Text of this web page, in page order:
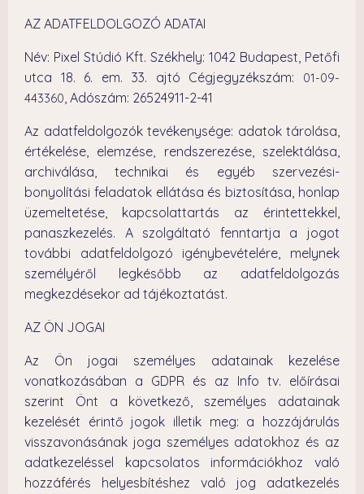
AZ ADATFELDOLGOZÓ ADATAI
Név: Pixel Stúdió Kft. Székhely: 1042 Budapest, Petőfi
utca 18. 6. em. 33. ajtó Cégjegyzékszám: 01-09-
443360, Adószám: 26524911-2-41
Az adatfeldolgozók tevékenysége: adatok tárolása,
értékelése, elemzése, rendszerezése, szelektálása,
archiválása, technikai és egyéb szervezési-
bonyolítási feladatok ellátása és biztosítása, honlap
üzemeltetése, kapcsolattartás az érintettekkel,
panaszkezelés. A szolgáltató fenntartja a jogot
további adatfeldolgozó igénybevételére, melynek
személyéről legkésőbb az adatfeldolgozás
megkezdésekor ad tájékoztatást.
AZ ÖN JOGAI
Az Ön jogai személyes adatainak kezelése
vonatkozásában a GDPR és az Info tv. előírásai
szerint Önt a következő, személyes adatainak
kezelését érintő jogok illetik meg: a hozzájárulás
visszavonásának joga személyes adatokhoz és az
adatkezeléssel kapcsolatos információkhoz való
hozzáférés helyesbítéshez való jog adatkezelés